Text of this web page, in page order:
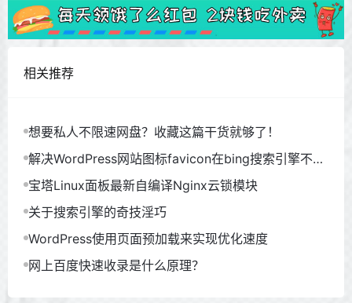
相关推荐
想要私人不限速网盘？收藏这篇干货就够了！
解决WordPress网站图标favicon在bing搜索引擎不显
示问题！
宝塔Linux面板最新自编译Nginx云锁模块
关于搜索引擎的奇技淫巧
WordPress使用页面预加载来实现优化速度
网上百度快速收录是什么原理？